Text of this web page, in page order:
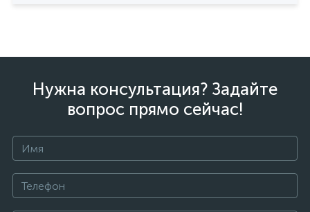
Нужна консультация? Задайте
вопрос прямо сейчас!